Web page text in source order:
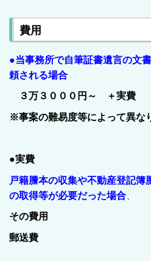
費用
●当事務所で自筆証書遺言の文
頼される場合
３万３０００円 ～ ＋実費
※事案の難易度等によって異な
●実費
戸籍謄本の収集や不動産登記簿
の取得等が必要だった場合
その費用
郵送費